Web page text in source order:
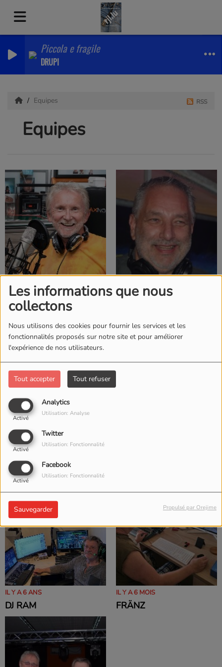
Les informations que nous
collectons
Nous utilisons des cookies pour fournir les services et les
fonctionnalités proposés sur notre site et pour améliorer
l'expérience de nos utilisateurs.
Tout accepter Tout refuser
Analytics
Activé
Utilisation: Analyse
Twitter
Activé
Utilisation: Fonctionnalité
Facebook
Activé
Utilisation: Fonctionnalité
Sauvegarder Propulsé par Orejime
Piccola e fragile
DRUPI
Equipes
Equipes
RSS
IL Y A 3 ANS
AL
IL Y A 3 ANS
IL Y A 3 ANS
IL Y A 6 ANS
DJ RAM
IL Y A 6 MOIS
FRÄNZ